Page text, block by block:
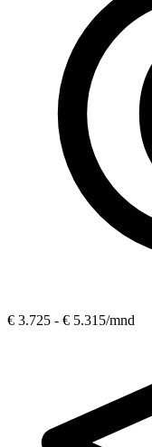
€ 3.725 - € 5.315/mnd